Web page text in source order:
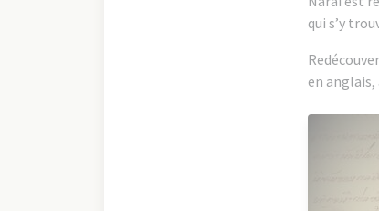
qui s’y
en